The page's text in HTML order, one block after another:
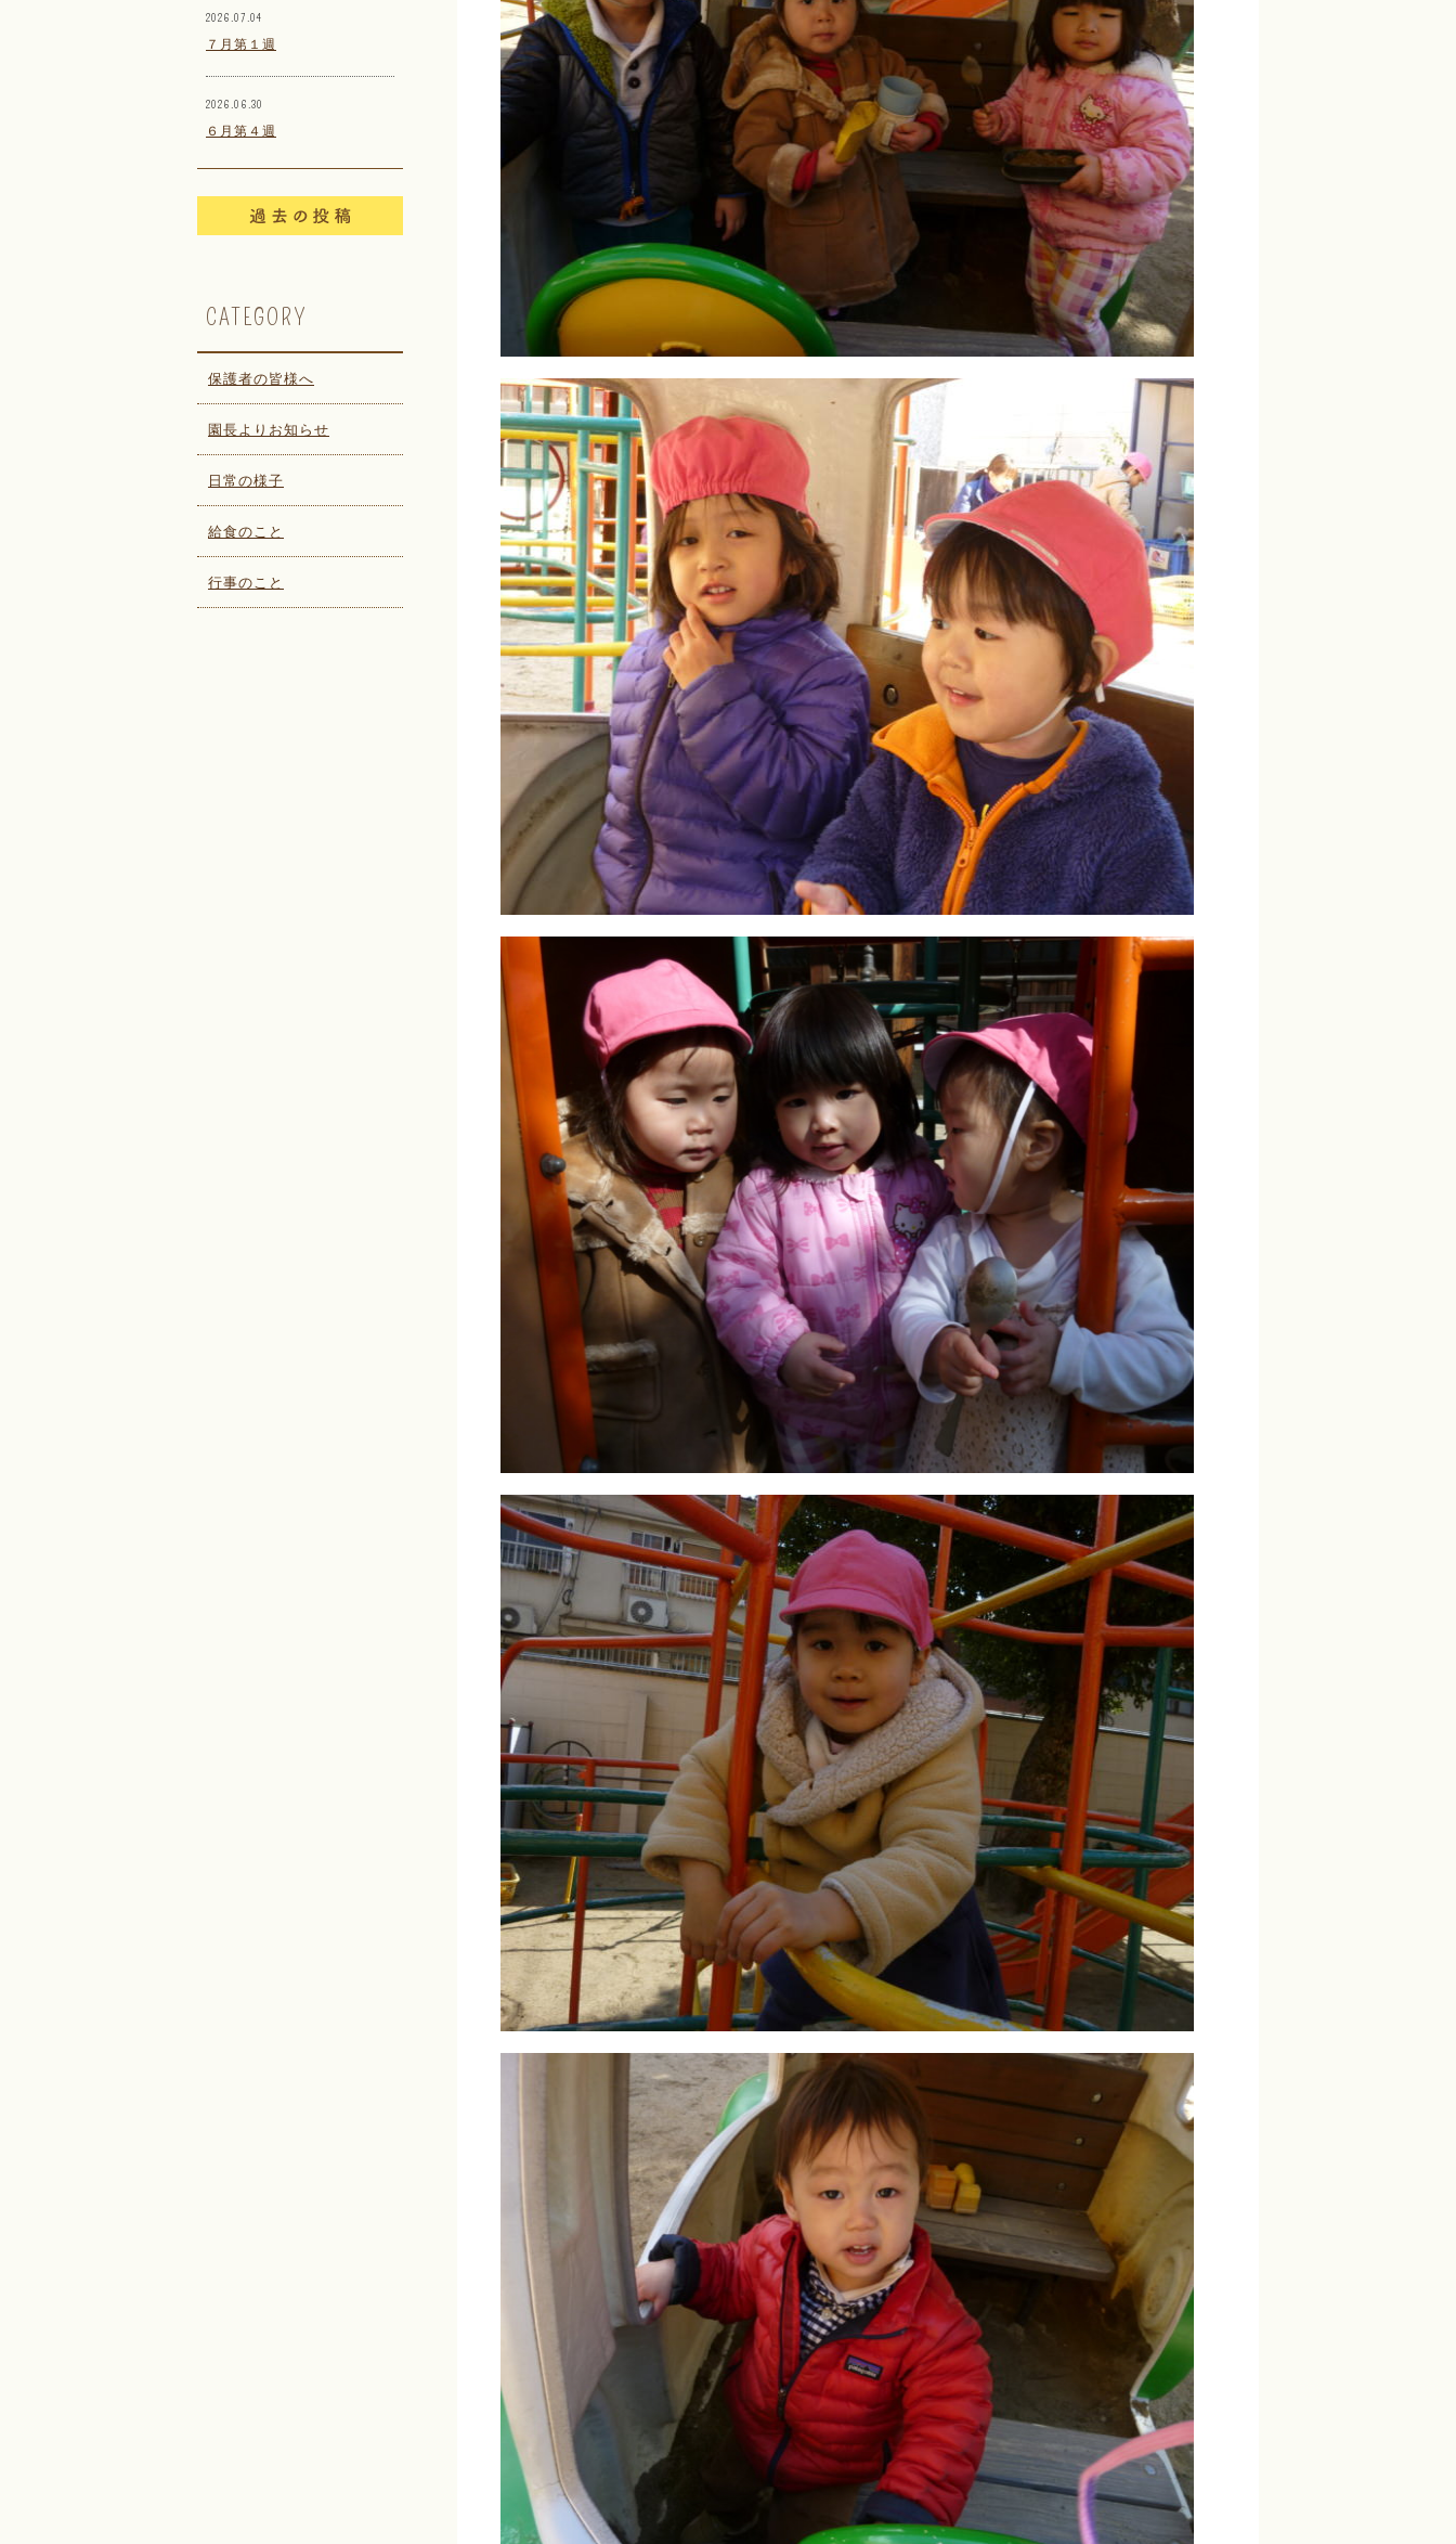
2026.07.04
７月第１週
2026.06.30
６月第４週
CATEGORY
保護者の皆様へ
園長よりお知らせ
日常の様子
給食のこと
行事のこと